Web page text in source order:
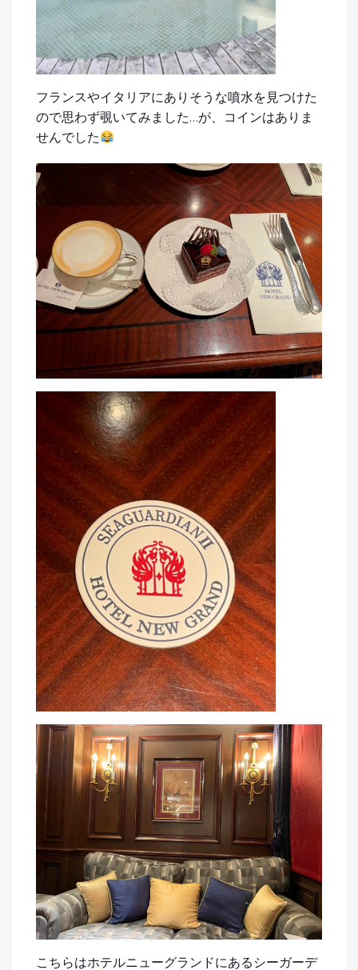
フランスやイタリアにありそうな噴水を見つけた
ので思わず覗いてみました…が、コインはありま
せんでした
こちらはホテルニューグランドにあるシーガーデ